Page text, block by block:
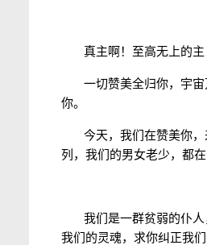
真主啊！至高无上的
一切赞美全归你，宇
你。
今天，我们在赞美你
列，我们的男女老少，都
我们是一群贫弱的仆
我们的灵魂，求你纠正我